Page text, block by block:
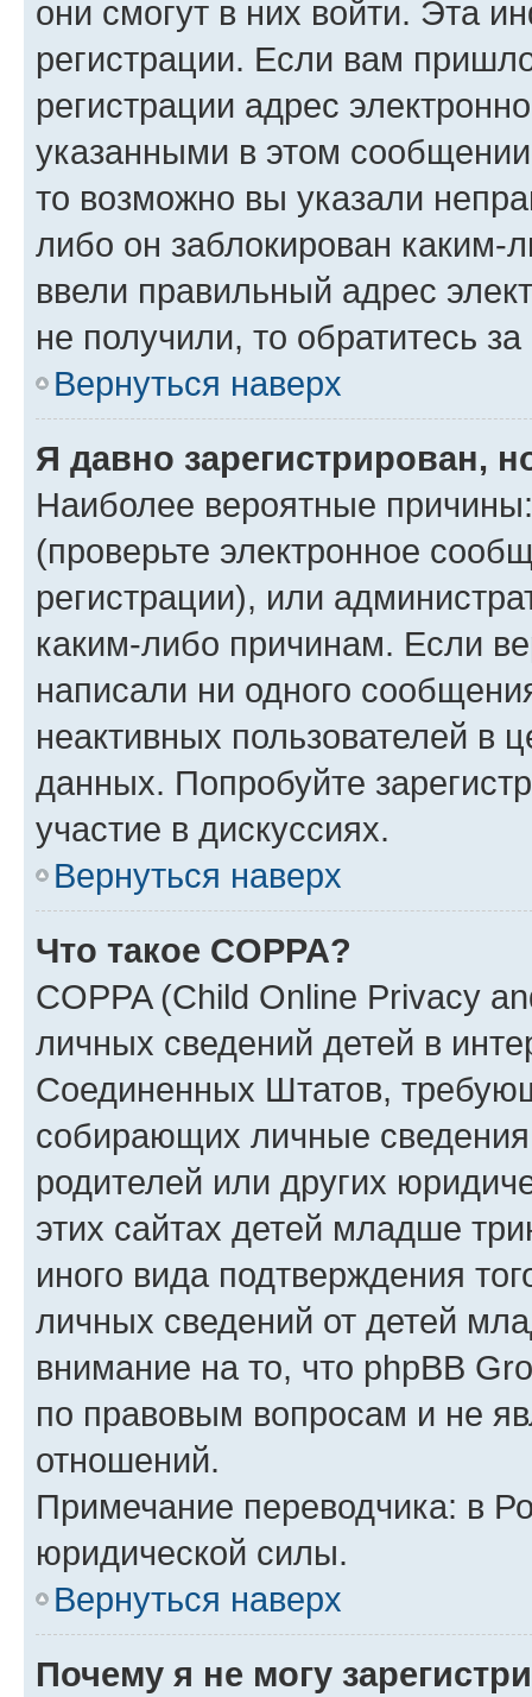
они смогут в них войти. Эта
регистрации. Если вам
регистрации адрес
указанными в этом
то возможно вы указали
либо он заблокирован
ввели правильный адрес
не получили, то обратитесь
Вернуться наверх
Я давно зарегистрирован,
Наиболее вероятные
(проверьте электронное
регистрации), или
каким-либо причинам. Если
написали ни одного
неактивных пользователей в
данных. Попробуйте
участие в дискуссиях.
Вернуться наверх
Что такое COPPA?
COPPA (Child Online Privacy
личных сведений детей в
Соединенных Штатов,
собирающих личные
родителей или других
этих сайтах детей младше
иного вида подтверждения
личных сведений от детей
внимание на то, что phpBB
по правовым вопросам и не
отношений.
Примечание переводчика: в
юридической силы.
Вернуться наверх
Почему я не могу